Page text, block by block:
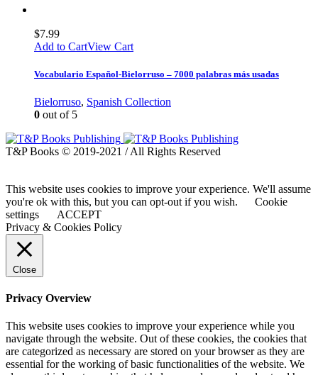
$7.99
Add to CartView Cart
Vocabulario Español-Bielorruso – 7000 palabras más usadas
Bielorruso, Spanish Collection
0 out of 5
T&P Books © 2019-2021 / All Rights Reserved
This website uses cookies to improve your experience. We'll assume
you're ok with this, but you can opt-out if you wish.
Cookie
settings
ACCEPT
Privacy & Cookies Policy
Close
Privacy Overview
This website uses cookies to improve your experience while you
navigate through the website. Out of these cookies, the cookies that
are categorized as necessary are stored on your browser as they are
essential for the working of basic functionalities of the website. We